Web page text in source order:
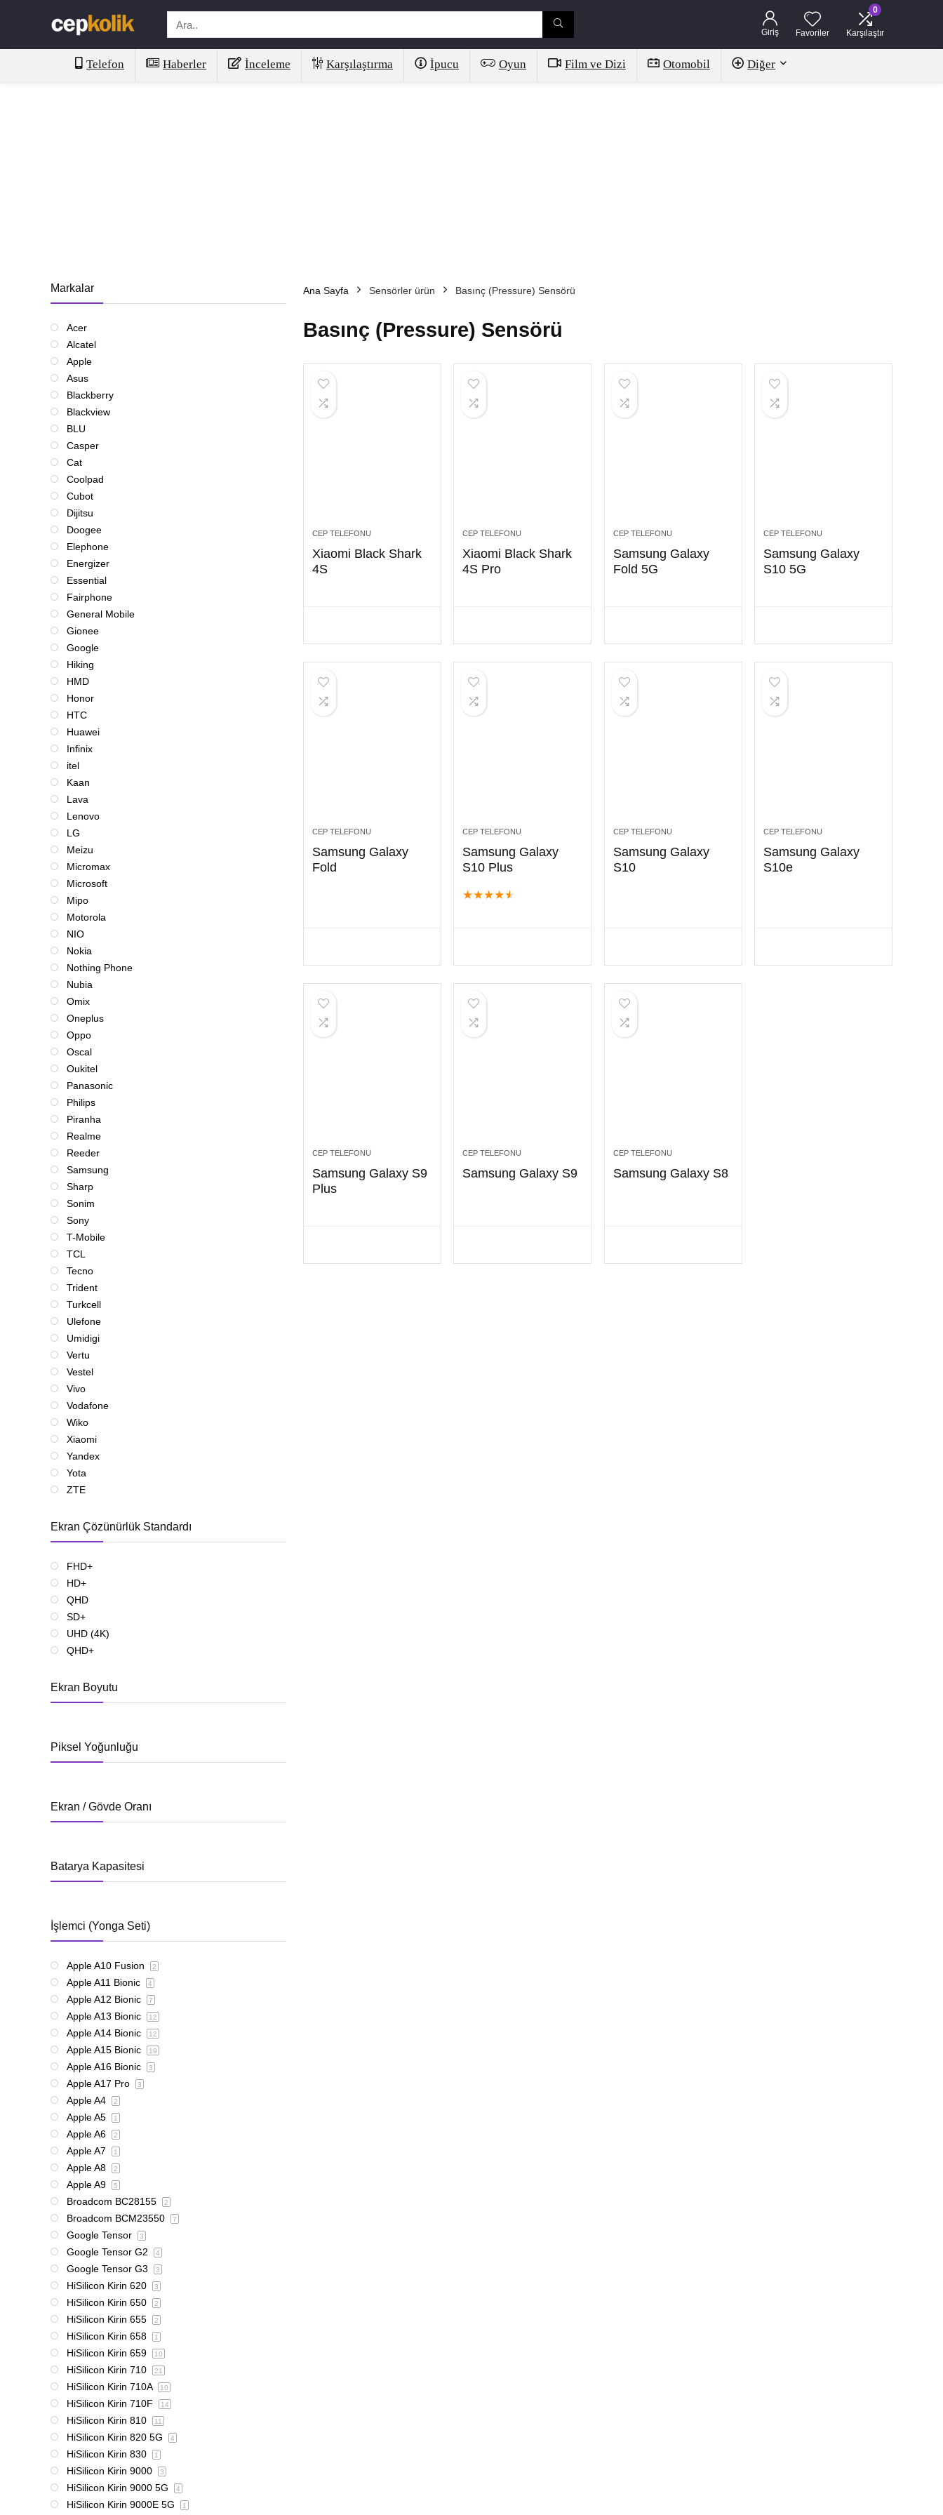
Giriş Favoriler
0
Karşılaştır
Telefon Haberler İnceleme Karşılaştırma İpucu Oyun Film ve Dizi Otomobil Diğer
Markalar
Acer
Alcatel
Apple
Asus
Blackberry
Blackview
BLU
Casper
Cat
Coolpad
Cubot
Dijitsu
Doogee
Elephone
Energizer
Essential
Fairphone
General Mobile
Gionee
Google
Hiking
HMD
Honor
HTC
Huawei
Infinix
itel
Kaan
Lava
Lenovo
LG
Meizu
Micromax
Microsoft
Mipo
Motorola
NIO
Nokia
Nothing Phone
Nubia
Omix
Oneplus
Oppo
Oscal
Oukitel
Panasonic
Philips
Piranha
Realme
Reeder
Samsung
Sharp
Sonim
Sony
T-Mobile
TCL
Tecno
Trident
Turkcell
Ulefone
Umidigi
Vertu
Vestel
Vivo
Vodafone
Wiko
Xiaomi
Yandex
Yota
ZTE
Ekran Çözünürlük Standardı
FHD+
HD+
QHD
SD+
UHD (4K)
QHD+
Ekran Boyutu
Piksel Yoğunluğu
Ekran / Gövde Oranı
Batarya Kapasitesi
İşlemci (Yonga Seti)
Apple A10 Fusion 2
Apple A11 Bionic 4
Apple A12 Bionic 7
Apple A13 Bionic 12
Apple A14 Bionic 12
Apple A15 Bionic 19
Apple A16 Bionic 3
Apple A17 Pro 3
Apple A4 2
Apple A5 1
Apple A6 2
Apple A7 1
Apple A8 2
Apple A9 5
Broadcom BC28155 2
Broadcom BCM23550 7
Google Tensor 3
Google Tensor G2 4
Google Tensor G3 3
HiSilicon Kirin 620 3
HiSilicon Kirin 650 2
HiSilicon Kirin 655 2
HiSilicon Kirin 658 1
HiSilicon Kirin 659 10
HiSilicon Kirin 710 21
HiSilicon Kirin 710A 10
HiSilicon Kirin 710F 14
HiSilicon Kirin 810 11
HiSilicon Kirin 820 5G 4
HiSilicon Kirin 830 1
HiSilicon Kirin 9000 3
HiSilicon Kirin 9000 5G 4
HiSilicon Kirin 9000E 5G 1
Ana Sayfa Sensörler ürün Basınç (Pressure) Sensörü
Basınç (Pressure) Sensörü
CEP TELEFONU
Xiaomi Black Shark
4S
CEP TELEFONU
Xiaomi Black Shark
4S Pro
CEP TELEFONU
Samsung Galaxy
Fold 5G
CEP TELEFONU
Samsung Galaxy
S10 5G
CEP TELEFONU
Samsung Galaxy
Fold
CEP TELEFONU
Samsung Galaxy
S10 Plus
★★★★★
CEP TELEFONU
Samsung Galaxy
S10
CEP TELEFONU
Samsung Galaxy
S10e
CEP TELEFONU
Samsung Galaxy S9
Plus
CEP TELEFONU
Samsung Galaxy S9
CEP TELEFONU
Samsung Galaxy S8